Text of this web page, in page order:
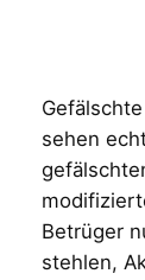
sehen
Betrüger
stehlen,